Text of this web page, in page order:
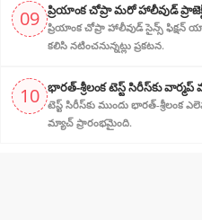
09 ప్రియాంక చోప్రా మరో హాలీవుడ్
ప్రియాంక చోప్రా హాలీవుడ్ సైన్స్ ఫిక్షన్
కలిసి నటించనున్నట్లు ప్రకటన.
10 భారత్-శ్రీలంక టెస్ట్ సిరీస్‌కు
టెస్ట్ సిరీస్‌కు ముందు భారత్-శ్రీలంక
మ్యాచ్ ప్రారంభమైంది.